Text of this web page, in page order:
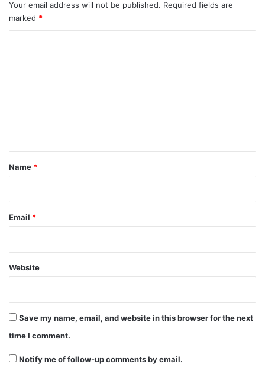
Your email address will not be published. Required fields are
marked *
*
Name *
Email *
Website
Save my name, email, and website in this browser for the next
time I comment.
Notify me of follow-up comments by email.